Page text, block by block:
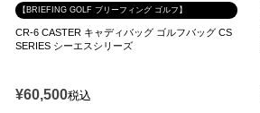
【BRIEFING GOLF ブリーフィング ゴルフ】
CR-6 CASTER キャディバッグ ゴルフバッグ CS
SERIES シーエスシリーズ
¥60,500税込